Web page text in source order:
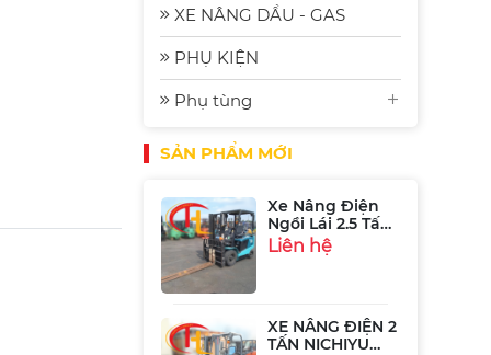
XE NÂNG DẦU - GAS
PHỤ KIỆN
Phụ tùng
SẢN PHẨM MỚI
Bền Bỉ, Hiệu
Quả và Tiết
Liên hệ
51FB25PJXIII
Liên hệ
XE NÂNG ĐIỆN 2
TẤN NICHIYU
FB20P-75-300
Liên hệ
XE NÂNG ĐIỆN 1